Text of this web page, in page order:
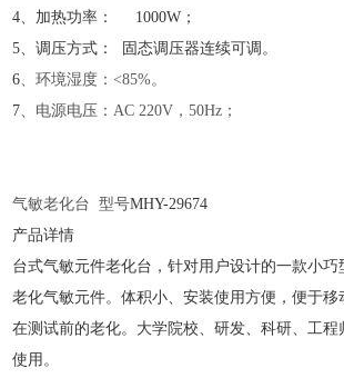
4、加热功率： 1000W；
5、调压方式： 固态调压器连续可调。
6、环境湿度：<85%。
7、电源电压：AC 220V，50Hz；
气敏老化台 型号MHY-29674
产品详情
台式气敏元件老化台，针对用户设计的一款小
老化气敏元件。体积小、安装使用方便，便于
在测试前的老化。大学院校、研发、科研、工
使用。